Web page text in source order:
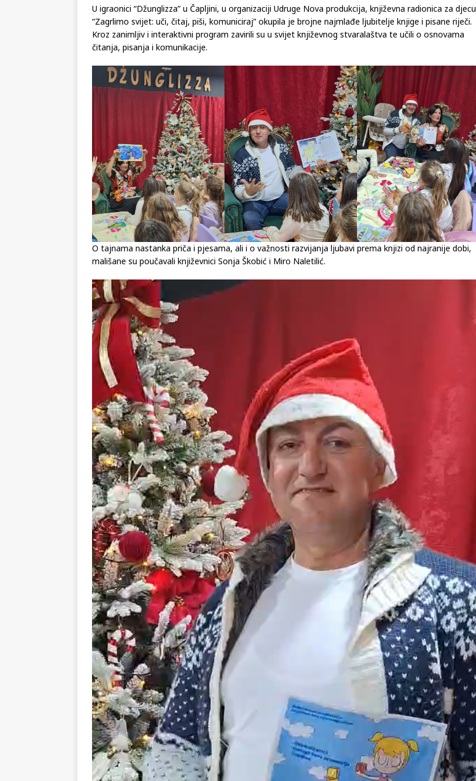
U igraonici “Džunglizza” u Čapljini, u organizaciji Udruge Nova produkcija, književna radionica za djecu
“Zagrlimo svijet: uči, čitaj, piši, komuniciraj” okupila je brojne najmlađe ljubitelje knjige i pisane riječi.
Kroz zanimljiv i interaktivni program zavirili su u svijet književnog stvaralaštva te učili o osnovama
čitanja, pisanja i komunikacije.
O tajnama nastanka priča i pjesama, ali i o važnosti razvijanja ljubavi prema knjizi od najranije dobi,
mališane su poučavali književnici Sonja Škobić i Miro Naletilić.